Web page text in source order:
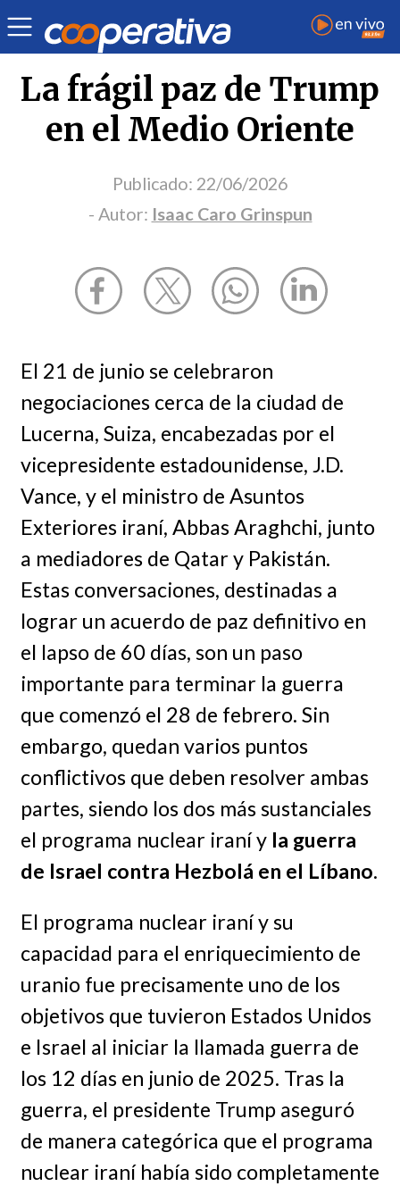
Opinión | Isaac Caro Grinspun
La frágil paz de Trump
en el Medio Oriente
Publicado: 22/06/2026
- Autor: Isaac Caro Grinspun
El 21 de junio se celebraron
negociaciones cerca de la ciudad de
Lucerna, Suiza, encabezadas por el
vicepresidente estadounidense, J.D.
Vance, y el ministro de Asuntos
Exteriores iraní, Abbas Araghchi, junto
a mediadores de Qatar y Pakistán.
Estas conversaciones, destinadas a
lograr un acuerdo de paz definitivo en
el lapso de 60 días, son un paso
importante para terminar la guerra
que comenzó el 28 de febrero. Sin
embargo, quedan varios puntos
conflictivos que deben resolver ambas
partes, siendo los dos más sustanciales
el programa nuclear iraní y la guerra
de Israel contra Hezbolá en el Líbano.
El programa nuclear iraní y su
capacidad para el enriquecimiento de
uranio fue precisamente uno de los
objetivos que tuvieron Estados Unidos
e Israel al iniciar la llamada guerra de
los 12 días en junio de 2025. Tras la
guerra, el presidente Trump aseguró
de manera categórica que el programa
nuclear iraní había sido completamente